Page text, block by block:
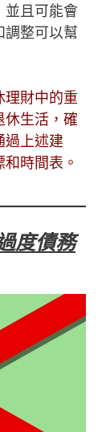
並且可能會
調整可以幫
理財中的重
休生活，確
過上述建
時間表。
度債務